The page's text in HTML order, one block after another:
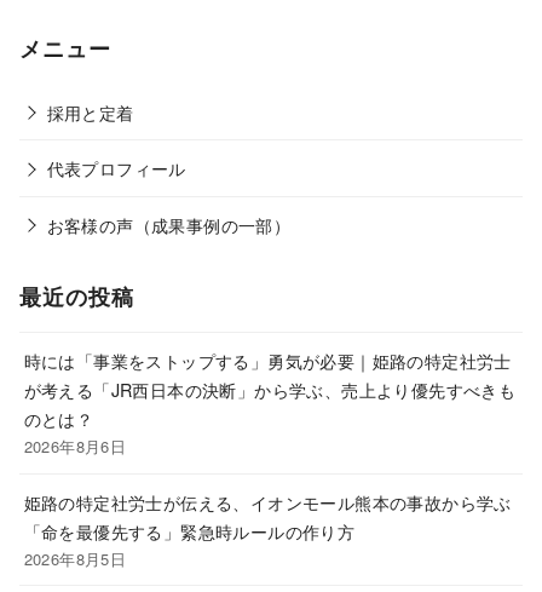
メニュー
採用と定着
代表プロフィール
お客様の声（成果事例の一部）
最近の投稿
時には「事業をストップする」勇気が必要｜姫路の特定社労士
が考える「JR西日本の決断」から学ぶ、売上より優先すべきも
のとは？
2026年8月6日
姫路の特定社労士が伝える、イオンモール熊本の事故から学ぶ
「命を最優先する」緊急時ルールの作り方
2026年8月5日